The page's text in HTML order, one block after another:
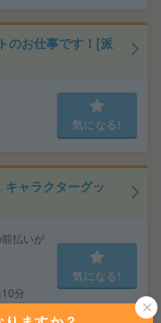
のお仕事です！[派
気になる!
ャラクターグッ
払いが
分
気になる!